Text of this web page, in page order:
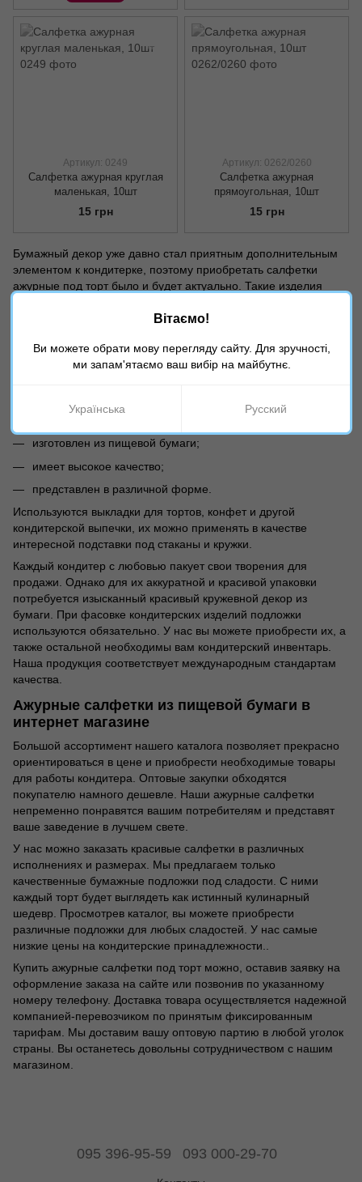
Артикул: 0249
Салфетка ажурная круглая
маленькая, 10шт
15 грн
Артикул: 0262/0260
Салфетка ажурная
прямоугольная, 10шт
15 грн
Бумажный декор уже давно стал приятным дополнительным
элементом к кондитерке, поэтому приобретать салфетки
ажурные под торт было и будет актуально. Такие изделия
Где купить салфетки под торт в Украине?
Наш интернет магазин предлагает высококачественную
продукцию для оформления кондитерских изделий и
изготовлен из пищевой бумаги;
имеет высокое качество;
представлен в различной форме.
Используются выкладки для тортов, конфет и другой
кондитерской выпечки, их можно применять в качестве
интересной подставки под стаканы и кружки.
Каждый кондитер с любовью пакует свои творения для
продажи. Однако для их аккуратной и красивой упаковки
потребуется изысканный красивый кружевной декор из
бумаги. При фасовке кондитерских изделий подложки
используются обязательно. У нас вы можете приобрести их, а
также остальной необходимы вам кондитерский инвентарь.
Наша продукция соответствует международным стандартам
качества.
Ажурные салфетки из пищевой бумаги в
интернет магазине
Большой ассортимент нашего каталога позволяет прекрасно
ориентироваться в цене и приобрести необходимые товары
для работы кондитера. Оптовые закупки обходятся
покупателю намного дешевле. Наши ажурные салфетки
непременно понравятся вашим потребителям и представят
ваше заведение в лучшем свете.
У нас можно заказать красивые салфетки в различных
исполнениях и размерах. Мы предлагаем только
качественные бумажные подложки под сладости. С ними
каждый торт будет выглядеть как истинный кулинарный
шедевр. Просмотрев каталог, вы можете приобрести
различные подложки для любых сладостей. У нас самые
низкие цены на кондитерские принадлежности..
Купить ажурные салфетки под торт можно, оставив заявку на
оформление заказа на сайте или позвонив по указанному
номеру телефону. Доставка товара осуществляется надежной
компанией-перевозчиком по принятым фиксированным
тарифам. Мы доставим вашу оптовую партию в любой уголок
страны. Вы останетесь довольны сотрудничеством с нашим
магазином.
095 396-95-59 093 000-29-70
Вітаємо!
Ви можете обрати мову перегляду сайту. Для зручності,
ми запам'ятаємо ваш вибір на майбутнє.
Українська Русский